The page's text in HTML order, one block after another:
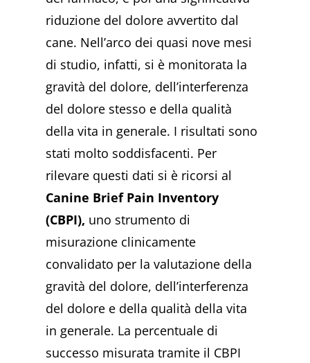
riduzione del dolore avvertito dal
cane. Nell’arco dei quasi nove mesi
di studio, infatti, si è monitorata la
gravità del dolore, dell’interferenza
del dolore stesso e della qualità
della vita in generale. I risultati sono
stati molto soddisfacenti. Per
rilevare questi dati si è ricorsi al
Canine Brief Pain Inventory
(CBPI), uno strumento di
misurazione clinicamente
convalidato per la valutazione della
gravità del dolore, dell’interferenza
del dolore e della qualità della vita
in generale. La percentuale di
successo misurata tramite il CBPI